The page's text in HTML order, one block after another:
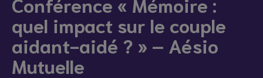
quel impact sur le couple
aidant-aidé ? » – Aésio
Mutuelle